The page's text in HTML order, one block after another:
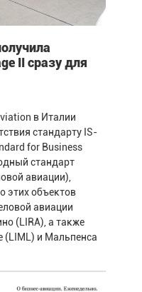
II сразу для
в Италии
стандарту IS-
for Business
стандарт
авиации),
этих объектов
авиации
(LIRA), а также
(LIML) и Мальпенса